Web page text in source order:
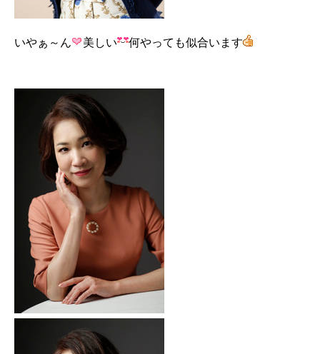
いやぁ～ん 美しい 何やっても似合います